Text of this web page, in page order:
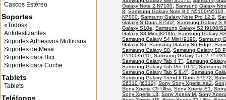
Cascos Estéreo
Soportes
«Todos»
Antideslizantes
Soportes Adhesivos Multiusos
Soportes de Mesa
Soportes para Bici
Soportes para Coche
Tablets
Tablets
Teléfonos
Galaxy Note 2 N7100 Samsung Galaxy
8
Samsung Galaxy Note 8.0 N5100/N5110
N7000 Samsung Galaxy Note Pro 12.2
Galaxy S Duos S7562
Samsung Galaxy S
Galaxy S10e
Samsung Galaxy S2 I9100/
Galaxy S3 Mini I8200n
Samsung Galaxy
Samsung Galaxy S4 Mini I9190 Samsung
Galaxy S6
Samsung Galaxy S6 Edge
Samsung Galaxy S8
Samsung Galaxy S8
P5100/5110 Samsung Galaxy Tab 2 7"
Samsung Galaxy Tab 4 7"
Samsung
Samsung Galaxy Tab Pro 10.1"
Samsung
Samsung Galaxy Tab S 8.4"
Samsung
Samsung Galaxy Trend Ii Duos S7572
S6310 (i6312) Sony Sony Xperia Xa2
Sony Xperia C5 Ultra
Sony Xperia E1
Sony Xperia L3
Sony Xperia M Sony